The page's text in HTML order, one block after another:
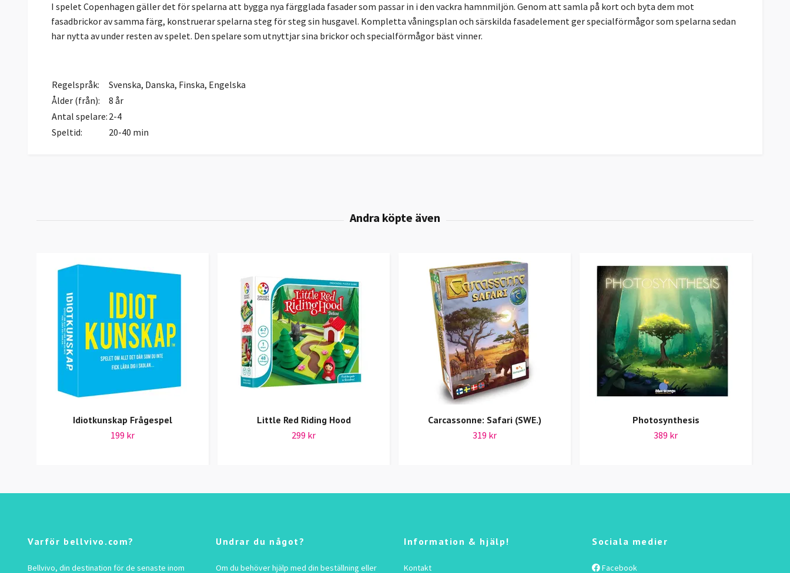
I spelet Copenhagen gäller det för spelarna att bygga nya färgglada fasader som passar in i den vackra hamnmiljön. Genom att samla på kort och byta dem mot
fasadbrickor av samma färg, konstruerar spelarna steg för steg sin husgavel. Kompletta våningsplan och särskilda fasadelement ger specialförmågor som spelarna sedan
har nytta av under resten av spelet. Den spelare som utnyttjar sina brickor och specialförmågor bäst vinner.
Regelspråk:
Svenska, Danska, Finska, Engelska
Ålder (från):
8 år
Antal spelare: 2-4
Speltid:
20-40 min
Idiotkunskap Frågespel
199 kr
Little Red Riding Hood
299 kr
Carcassonne: Safari (SWE.)
319 kr
Photosynthesis
389 kr
Varför bellvivo.com?
Bellvivo, din destination för de senaste inom
Undrar du något?
Om du behöver hjälp med din beställning eller
Information & hjälp!
Kontakt
Sociala medier
Facebook